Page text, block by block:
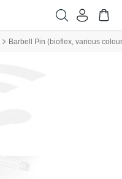
Barbell Pin (bioflex, various